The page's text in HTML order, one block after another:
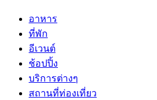
อาหาร
ที่พัก
อีเวนต์
ช้อปปิ้ง
บริการต่างๆ
สถานที่ท่องเที่ยว